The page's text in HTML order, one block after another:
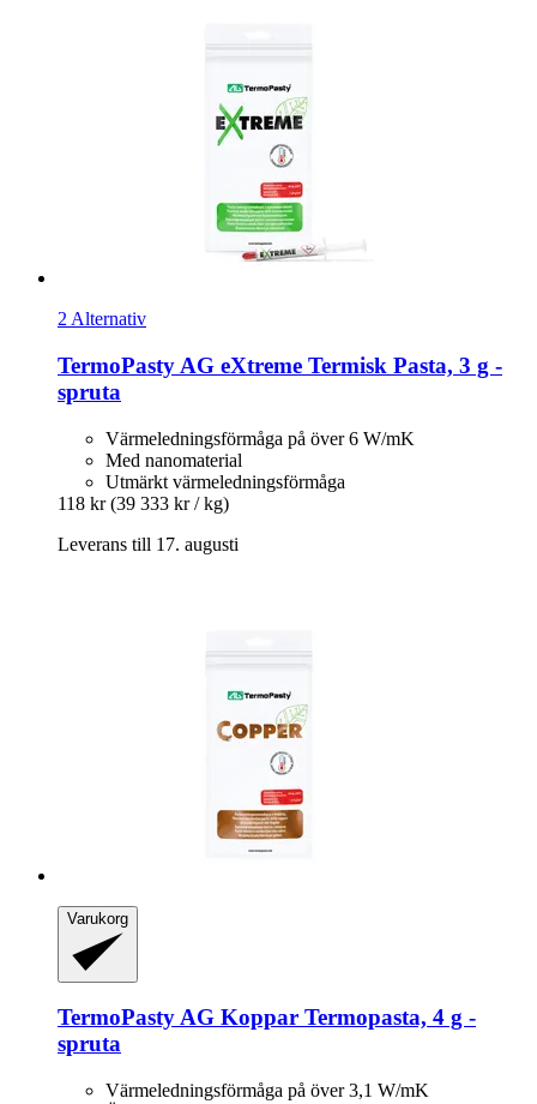
2 Alternativ
TermoPasty AG eXtreme Termisk Pasta, 3 g -​
spruta
Värmeledningsförmåga på över 6 W/mK
Med nanomaterial
Utmärkt värmeledningsförmåga
118 kr (39 333 kr / kg)
Leverans till 17. augusti
Varukorg
TermoPastyAG Koppar Termopasta, 4 g -​
spruta
Värmeledningsförmåga på över 3,1 W/mK